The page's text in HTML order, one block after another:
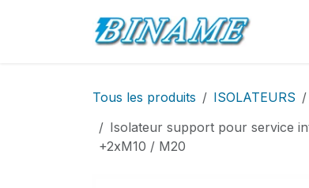
Tous les produits ISOLATEURS
Isolateur support pour service
+2xM10 / M20